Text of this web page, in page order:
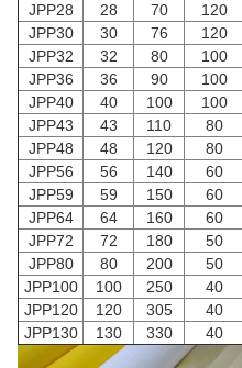
JPP28
28 70 120
JPP30
30 76 120
JPP32
32 80 100
JPP36
36 90 100
JPP40
40 100 100
JPP43
43 110 80
JPP48
48 120 80
JPP56
56 140 60
JPP59
59 150 60
JPP64
64 160 60
JPP72
72 180 50
JPP80
80 200 50
JPP100
100 250 40
JPP120
120 305 40
JPP130
130 330 40